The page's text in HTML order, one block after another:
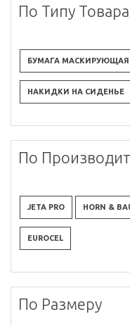
По Типу Товара
БУМАГА МАСКИРУЮЩАЯ
НАКИДКИ НА СИДЕНЬЕ
По
JETA PRO HORN &
EUROCEL
По Размеру